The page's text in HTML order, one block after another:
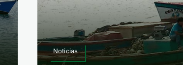
Noticias